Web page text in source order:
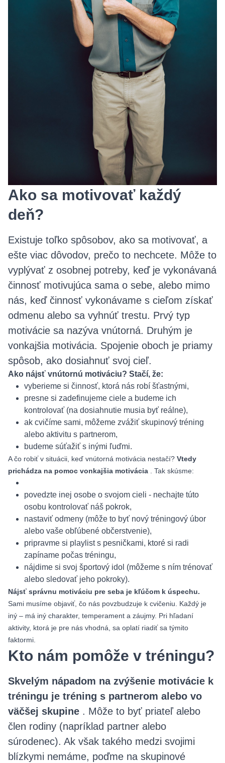
Ako sa motivovať každý
deň?
Existuje toľko spôsobov, ako sa motivovať, a
ešte viac dôvodov, prečo to nechcete. Môže to
vyplývať z osobnej potreby, keď je vykonávaná
činnosť motivujúca sama o sebe, alebo mimo
nás, keď činnosť vykonávame s cieľom získať
odmenu alebo sa vyhnúť trestu. Prvý typ
motivácie sa nazýva vnútorná. Druhým je
vonkajšia motivácia. Spojenie oboch je priamy
spôsob, ako dosiahnuť svoj cieľ.
Ako nájsť vnútornú motiváciu? Stačí, že:
vyberieme si činnosť, ktorá nás robí šťastnými,
presne si zadefinujeme ciele a budeme ich
kontrolovať (na dosiahnutie musia byť reálne),
ak cvičíme sami, môžeme zvážiť skupinový tréning
alebo aktivitu s partnerom,
budeme súťažiť s inými ľuďmi.
A čo robiť v situácii, keď vnútorná motivácia nestačí? Vtedy
prichádza na pomoc vonkajšia motivácia
. Tak skúsme:
povedzte inej osobe o svojom cieli - nechajte túto
osobu kontrolovať náš pokrok,
nastaviť odmeny (môže to byť nový tréningový úbor
alebo vaše obľúbené občerstvenie),
pripravme si playlist s pesničkami, ktoré si radi
zapíname počas tréningu,
nájdime si svoj športový idol (môžeme s ním trénovať
alebo sledovať jeho pokroky).
Nájsť správnu motiváciu pre seba je kľúčom k úspechu.
Sami musíme objaviť, čo nás povzbudzuje k cvičeniu. Každý je
iný – má iný charakter, temperament a záujmy. Pri hľadaní
aktivity, ktorá je pre nás vhodná, sa oplatí riadiť sa týmito
faktormi.
Kto nám pomôže v tréningu?
Skvelým nápadom na zvýšenie motivácie k
tréningu je tréning s partnerom alebo vo
väčšej skupine . Môže to byť priateľ alebo
člen rodiny (napríklad partner alebo
súrodenec). Ak však takého medzi svojimi
blízkymi nemáme, poďme na skupinové